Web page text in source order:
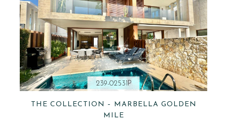
THE COLLECTION – MARBELLA GOLDEN
MILE
239-02531P